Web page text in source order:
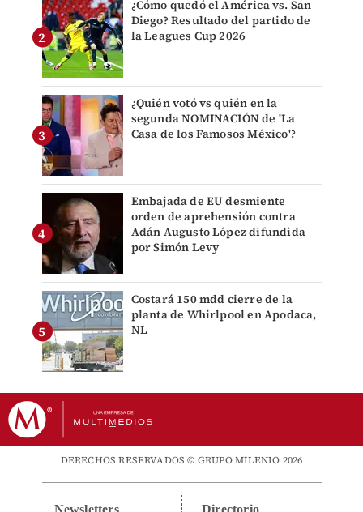
¿Cómo quedó el América vs. San
Diego? Resultado del partido de
la Leagues Cup 2026
¿Quién votó vs quién en la
segunda NOMINACIÓN de 'La
Casa de los Famosos México'?
Embajada de EU desmiente
orden de aprehensión contra
Adán Augusto López difundida
por Simón Levy
Costará 150 mdd cierre de la
planta de Whirlpool en Apodaca,
NL
DERECHOS RESERVADOS © GRUPO MILENIO 2026
Newsletters Directorio